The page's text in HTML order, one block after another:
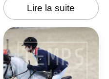
Lire la suite